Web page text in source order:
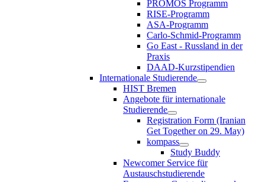
PROMOS Programm
RISE-Programm
ASA-Programm
Carlo-Schmid-Programm
Go East - Russland in der
Praxis
DAAD-Kurzstipendien
Internationale Studierende
HIST Bremen
Angebote für internationale
Studierende
Registration Form (Iranian
Get Together on 29. May)
kompass
Study Buddy
Newcomer Service für
Austauschstudierende